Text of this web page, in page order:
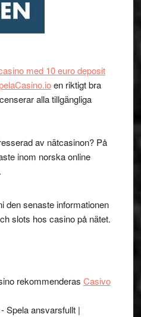
med 10 euro deposit
en riktigt bra
alla tillgängliga
av nätcasinon? På
inom norska online
den senaste informationen
slots hos casino på nätet.
rekommenderas Casivo
Spela ansvarsfullt |